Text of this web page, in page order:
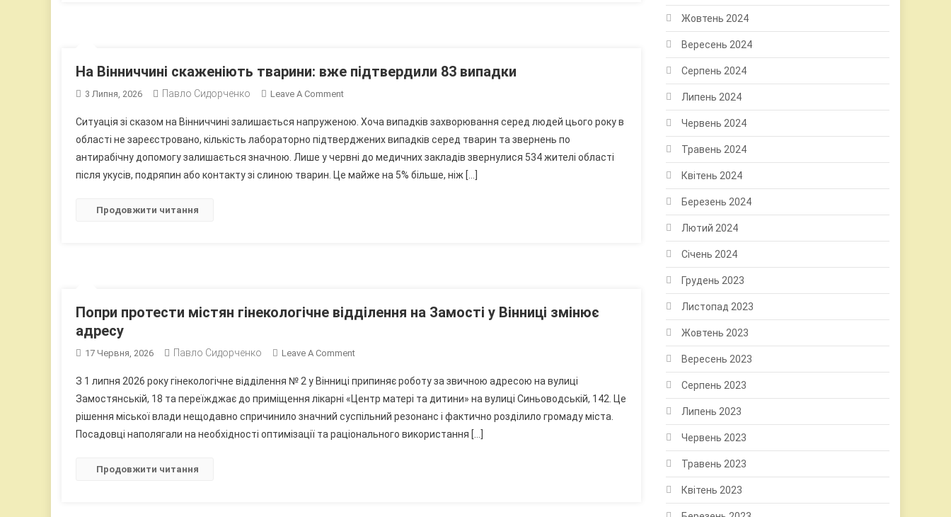
На Вінниччині скаженіють тварини: вже підтвердили 83 випадки
3 Липня, 2026 Павло Сидорченко Leave A CommentOn
Вінниччині
Скаженіють
Тварини:
Вже
Ситуація зі сказом на Вінниччині залишається напруженою. Хоча випадків захворювання серед людей цього року в
області не зареєстровано, кількість лабораторно підтверджених випадків серед тварин та звернень по
антирабічну допомогу залишається значною. Лише у червні до медичних закладів звернулися 534 жителі області
після укусів, подряпин або контакту зі слиною тварин. Це майже на 5% більше, ніж […]
Продовжити читання
Попри протести містян гінекологічне відділення на Замості у Вінниці змінює
адресу
17 Червня, 2026 Павло Сидорченко Leave A CommentOn
Протести
Містян
Гінекологічне
Відділення
З 1 липня 2026 року гінекологічне відділення № 2 у Вінниці припиняє роботу за звичною адресою на вулиці
Замостянській, 18 та переїжджає до приміщення лікарні «Центр матері та дитини» на вулиці Синьоводській, 142. Це
рішення міської влади нещодавно спричинило значний суспільний резонанс і фактично розділило громаду міста.
Посадовці наполягали на необхідності оптимізації та раціонального використання […]
Продовжити читання
Жовтень 2024
Вересень 2024
Серпень 2024
Липень 2024
Червень 2024
Травень 2024
Квітень 2024
Березень 2024
Лютий 2024
Січень 2024
Грудень 2023
Листопад 2023
Жовтень 2023
Вересень 2023
Серпень 2023
Липень 2023
Червень 2023
Травень 2023
Квітень 2023